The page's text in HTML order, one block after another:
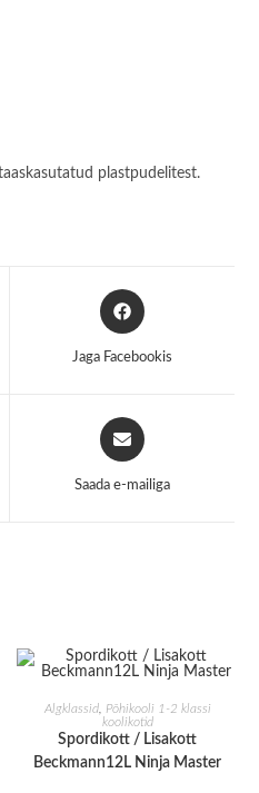
plastpudelitest.
Opens
in
Jaga Facebookis
Opens
in
Saada e-mailiga
LISA KORVI
Algklassid, Põhikooli 1-2 klassi
koolikotid
Spordikott / Lisakott
Beckmann12L Ninja Master